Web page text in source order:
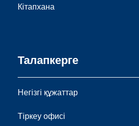
Кітапхана
Талапкерге
Негізгі құжаттар
Тіркеу офисі